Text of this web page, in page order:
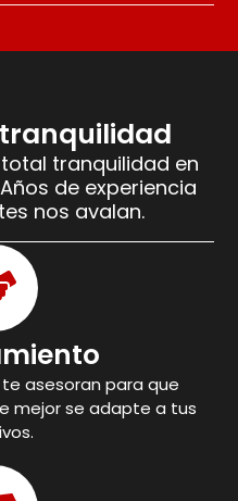
tranquilidad en
de experiencia
nos avalan.
asesoran para que
mejor se adapte a tus